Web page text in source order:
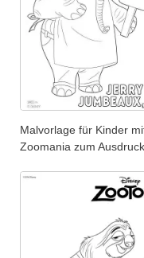
Malvorlage für Kinder
Zoomania zum